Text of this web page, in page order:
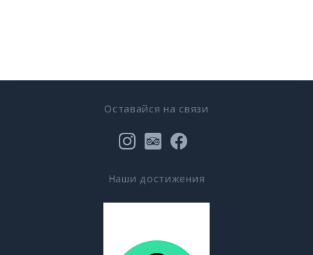
Оставайся на связи
Наши достижения